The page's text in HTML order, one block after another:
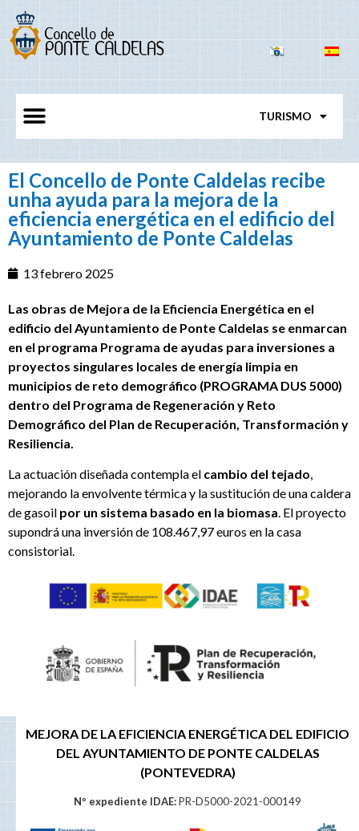
TURISMO
El Concello de Ponte Caldelas recibe
unha ayuda para la mejora de la
eficiencia energética en el edificio del
Ayuntamiento de Ponte Caldelas
13 febrero 2025
Las obras de Mejora de la Eficiencia Energética en el
edificio del Ayuntamiento de Ponte Caldelas se enmarcan
en el programa Programa de ayudas para inversiones a
proyectos singulares locales de energía limpia en
municipios de reto demográfico (PROGRAMA DUS 5000)
dentro del Programa de Regeneración y Reto
Demográfico del Plan de Recuperación, Transformación y
Resiliencia.
La actuación diseñada contempla el cambio del tejado,
mejorando la envolvente térmica y la sustitución de una caldera
de gasoil por un sistema basado en la biomasa. El proyecto
supondrá una inversión de 108.467,97 euros en la casa
consistorial.
MEJORA DE LA EFICIENCIA ENERGÉTICA DEL EDIFICIO
DEL AYUNTAMIENTO DE PONTE CALDELAS
(PONTEVEDRA)
Nº expediente IDAE:PR-D5000-2021-000149